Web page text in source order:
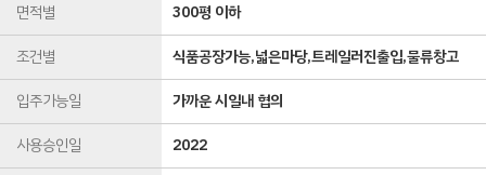
면적별
300평 이하
조건별
식품공장가능,넓은마당,트레일러진출입,물류창고
입주가능일
가까운 시일내 협의
사용승인일
2022